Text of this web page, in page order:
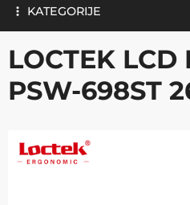
KATEGORIJE
LOCTEK LCD
PSW-698ST